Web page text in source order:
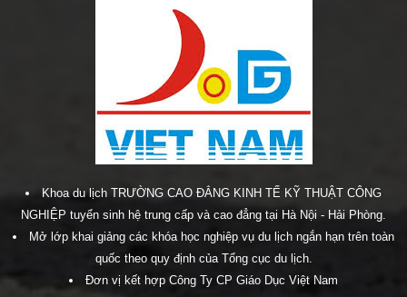
Khoa du lịch TRƯỜNG CAO ĐẲNG KINH TẾ KỸ THUẬT CÔNG
NGHIỆP tuyển sinh hệ trung cấp và cao đẳng tại Hà Nội - Hải Phòng.
Mở lớp khai giảng các khóa học nghiệp vụ du lịch ngắn hạn trên toàn
quốc theo quy định của Tổng cục du lịch.
Đơn vị kết hợp Công Ty CP Giáo Dục Việt Nam